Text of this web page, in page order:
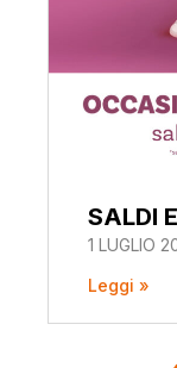
SALDI
1 LUGLIO
Leggi »